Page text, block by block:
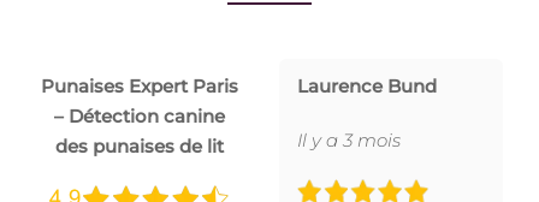
Punaises Expert Paris
– Détection canine
des punaises de lit
Laurence Bund
Il y a 3 mois